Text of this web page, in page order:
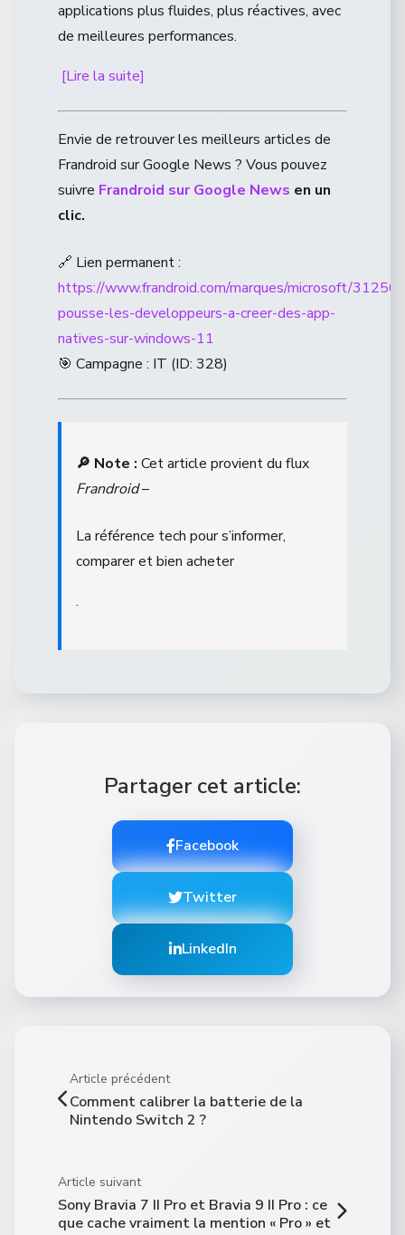
applications plus fluides, plus réactives, avec
de meilleures performances.
[Lire la suite]
Envie de retrouver les meilleurs articles de
Frandroid sur Google News ? Vous pouvez
suivre Frandroid sur Google News en un
clic.
🔗 Lien permanent :
https://www.frandroid.com/marques/microsoft/
pousse-les-developpeurs-a-creer-des-app-
natives-sur-windows-11
🎯 Campagne : IT (ID: 328)
🔎 Note : Cet article provient du flux
Frandroid–
La référence tech pour s’informer,
comparer et bien acheter
.
Partager cet article:
Facebook
Twitter
LinkedIn
Article précédent
Comment calibrer la batterie de la
Nintendo Switch 2 ?
Article suivant
Sony Bravia 7 II Pro et Bravia 9 II Pro : ce
que cache vraiment la mention « Pro » et